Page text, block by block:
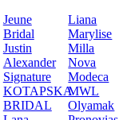
Jeune
Bridal
Justin
Alexander
Signature
KOTAPSKA
BRIDAL
Liana
Marylise
Milla
Nova
Modeca
MWL
Olyamak